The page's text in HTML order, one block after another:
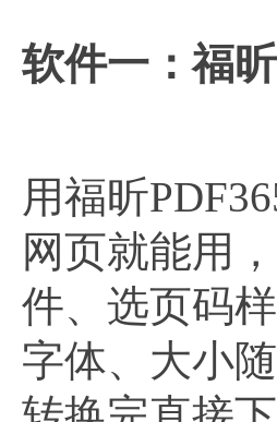
软件一：福
用福昕
网页就能用
件、选页码
字体、大小